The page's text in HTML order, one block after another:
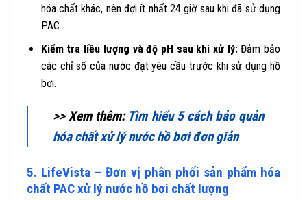
hóa chất khác, nên đợi ít nhất 24 giờ sau khi đã sử dụng
PAC.
Kiểm tra liều lượng và độ pH sau khi xử lý:Đảm bảo
các chỉ số của nước đạt yêu cầu trước khi sử dụng hồ
bơi.
>> Xem thêm: Tìm hiểu 5 cách bảo quản
hóa chất xử lý nước hồ bơi đơn giản
5. LifeVista – Đơn vị phân phối sản phẩm hóa
chất PAC xử lý nước hồ bơi chất lượng